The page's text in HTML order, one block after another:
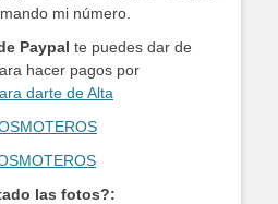
mi número.
Paypal te puedes dar de
hacer pagos por
darte de Alta
las fotos?: